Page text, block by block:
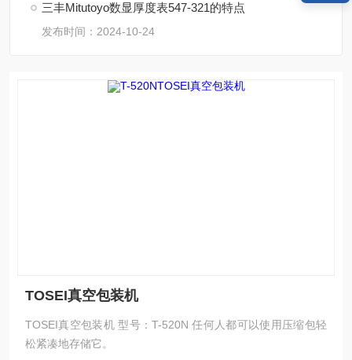
三丰Mitutoyo数显厚度表547-321的特点
发布时间：2024-10-24
TOSEI真空包装机
TOSEI真空包装机 型号：T-520N 任何人都可以使用压缩包轻
松紧凑地存储它。